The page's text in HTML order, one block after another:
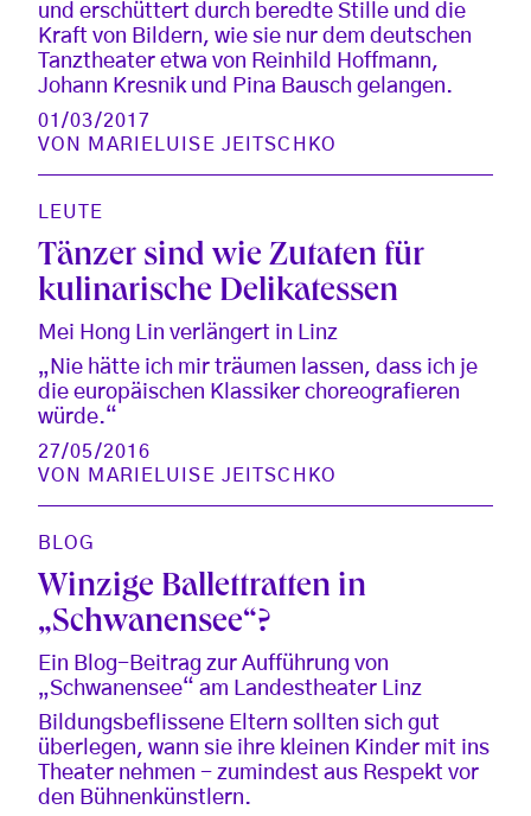
und erschüttert durch beredte Stille und die
Kraft von Bildern, wie sie nur dem deutschen
Tanztheater etwa von Reinhild Hoffmann,
Johann Kresnik und Pina Bausch gelangen.
01/03/2017
VON MARIELUISE JEITSCHKO
LEUTE
Tänzer sind wie Zutaten für
kulinarische Delikatessen
Mei Hong Lin verlängert in Linz
„Nie hätte ich mir träumen lassen, dass ich je
die europäischen Klassiker choreografieren
würde.“
27/05/2016
VON MARIELUISE JEITSCHKO
BLOG
Winzige Ballettratten in
„Schwanensee“?
Ein Blog-Beitrag zur Aufführung von
„Schwanensee“ am Landestheater Linz
Bildungsbeflissene Eltern sollten sich gut
überlegen, wann sie ihre kleinen Kinder mit ins
Theater nehmen - zumindest aus Respekt vor
den Bühnenkünstlern.